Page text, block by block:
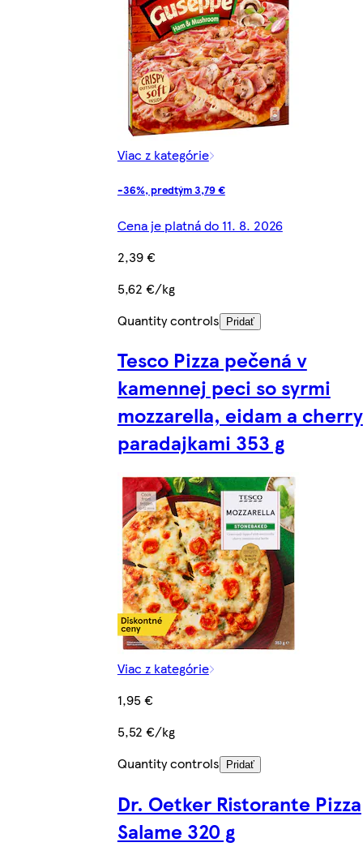
Viac z kategórie
-36%, predtým 3,79 €
Cena je platná do 11. 8. 2026
2,39 €
5,62 €/kg
Quantity controls
Pridať
Tesco Pizza pečená v
kamennej peci so syrmi
mozzarella, eidam a cherry
paradajkami 353 g
Viac z kategórie
1,95 €
5,52 €/kg
Quantity controls
Pridať
Dr. Oetker Ristorante Pizza
Salame 320 g